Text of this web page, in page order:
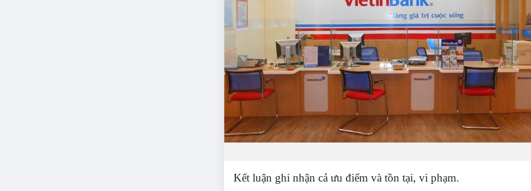
Kết luận ghi nhận cả ưu điểm và tồn tại, vi phạm.